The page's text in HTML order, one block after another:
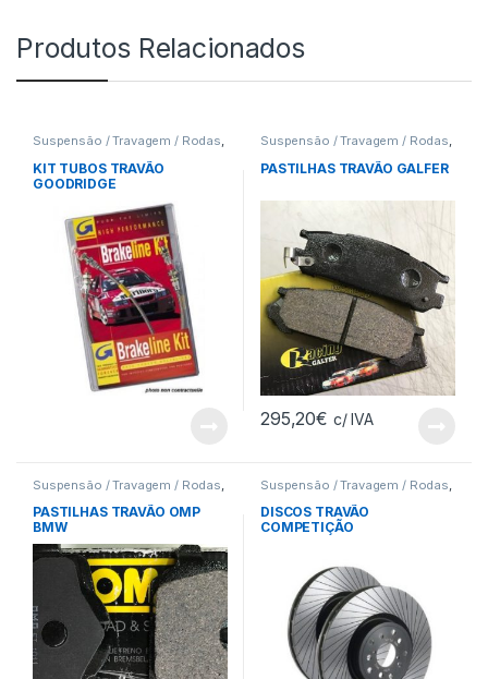
Produtos Relacionados
Suspensão / Travagem / Rodas,
KIT TUBOS TRAVÃO
GOODRIDGE
Suspensão / Travagem / Rodas,
PASTILHAS TRAVÃO GALFER
295,20€ c/ IVA
Suspensão / Travagem / Rodas
Pastilhas
PASTILHAS TRAVÃO OMP
BMW
Suspensão / Travagem / Rodas
Discos
DISCOS TRAVÃO
COMPETIÇÃO